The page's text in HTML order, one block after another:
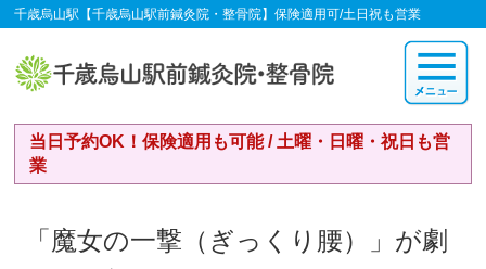
千歳烏山駅【千歳烏山駅前鍼灸院・整骨院】保険適用可/土日祝も営業
当日予約OK！保険適用も可能 / 土曜・日曜・祝日も営
業
「魔女の一撃（ぎっくり腰）」が劇